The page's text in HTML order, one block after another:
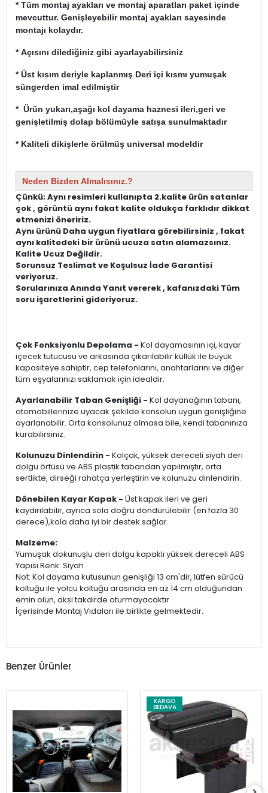
* Tüm montaj ayakları ve montaj aparatları paket içinde
mevcuttur. Genişleyebilir montaj ayakları sayesinde
montajı kolaydır.
* Açısını dilediğiniz gibi ayarlayabilirsiniz
* Üst kısım deriyle kaplanmış Deri içi kısmı yumuşak
süngerden imal edilmiştir
* Ürün yukarı,aşağı kol dayama haznesi ileri,geri ve
genişletilmiş dolap bölümüyle satışa sunulmaktadır
* Kaliteli dikişlerle örülmüş universal modeldir
Neden Bizden Almalısınız.?
Çünkü; Aynı resimleri kullanıpta 2.kalite ürün satanlar
çok , görüntü aynı fakat kalite oldukça farklıdır dikkat
etmenizi öneririz.
Aynı ürünü Daha uygun fiyatlara görebilirsiniz , fakat
aynı kalitedeki bir ürünü ucuza satın alamazsınız.
Kalite Ucuz Değildir.
Sorunsuz Teslimat ve Koşulsuz İade Garantisi
veriyoruz.
Sorularınıza Anında Yanıt vererek , kafanızdaki Tüm
soru işaretlerini gideriyoruz.
Çok Fonksiyonlu Depolama - Kol dayamasının içi, kayar
içecek tutucusu ve arkasında çıkarılabilir küllük ile büyük
kapasiteye sahiptir, cep telefonlarını, anahtarlarını ve diğer
tüm eşyalarınızı saklamak için idealdir.
Ayarlanabilir Taban Genişliği - Kol dayanağının tabanı,
otomobillerinize uyacak şekilde konsolun uygun genişliğine
ayarlanabilir. Orta konsolunuz olmasa bile, kendi tabanınıza
kurabilirsiniz.
Kolunuzu Dinlendirin - Kolçak, yüksek dereceli siyah deri
dolgu örtüsü ve ABS plastik tabandan yapılmıştır, orta
sertlikte, dirseği rahatça yerleştirin ve kolunuzu dinlendirin.
Dönebilen Kayar Kapak - Üst kapak ileri ve geri
kaydırılabilir, ayrıca sola doğru döndürülebilir (en fazla 30
derece),kola daha iyi bir destek sağlar.
Malzeme:
Yumuşak dokunuşlu deri dolgu kapaklı yüksek dereceli ABS
Yapısı.Renk: Siyah
Not: Kol dayama kutusunun genişliği 13 cm'dir, lütfen sürücü
koltuğu ile yolcu koltuğu arasında en az 14 cm olduğundan
emin olun, aksi takdirde oturmayacaktır.
İçerisinde Montaj Vidaları ile birlikte gelmektedir.
Benzer Ürünler
KARGO
BEDAVA